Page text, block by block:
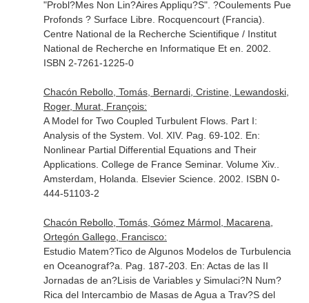
"Probl?Mes Non Lin?Aires Appliqu?S". ?Coulements Pue
Profonds ? Surface Libre. Rocquencourt (Francia).
Centre National de la Recherche Scientifique / Institut
National de Recherche en Informatique Et en. 2002.
ISBN 2-7261-1225-0
Chacón Rebollo, Tomás, Bernardi, Cristine, Lewandoski,
Roger, Murat, François:
A Model for Two Coupled Turbulent Flows. Part I:
Analysis of the System. Vol. XIV. Pag. 69-102. En:
Nonlinear Partial Differential Equations and Their
Applications. College de France Seminar. Volume Xiv.
Amsterdam, Holanda. Elsevier Science. 2002. ISBN 0-
444-51103-2
Chacón Rebollo, Tomás, Gómez Mármol, Macarena,
Ortegón Gallego, Francisco:
Estudio Matem?Tico de Algunos Modelos de Turbulencia
en Oceanograf?a. Pag. 187-203. En: Actas de las II
Jornadas de an?Lisis de Variables y Simulaci?N Num?
Rica del Intercambio de Masas de Agua a Trav?S del